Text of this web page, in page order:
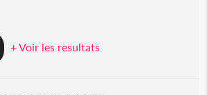
+ Voir les resultats